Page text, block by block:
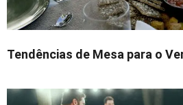
Tendências de Mesa para o